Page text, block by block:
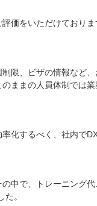
価をいただけており
限、ビザの情報など、
ままの人員体制では
化するべく、社内で
中で、トレーニン
。